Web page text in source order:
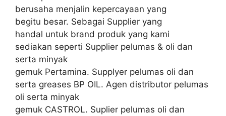
berusaha menjalin kepercayaan yang
begitu besar. Sebagai Supplier yang
handal untuk brand produk yang kami
sediakan seperti Supplier pelumas & oli dan
serta minyak
gemuk Pertamina. Supplyer pelumas oli dan
serta greases BP OIL. Agen distributor pelumas
oli serta minyak
gemuk CASTROL. Suplier pelumas oli dan